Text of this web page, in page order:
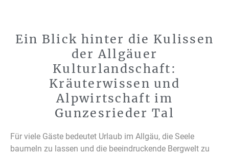
Wanderung in
Gunzesried
Ein Blick hinter die Kulissen
der Allgäuer
Kulturlandschaft:
Kräuterwissen und
Alpwirtschaft im
Gunzesrieder Tal
Für viele Gäste bedeutet Urlaub im Allgäu, die Seele
baumeln zu lassen und die beeindruckende Bergwelt zu